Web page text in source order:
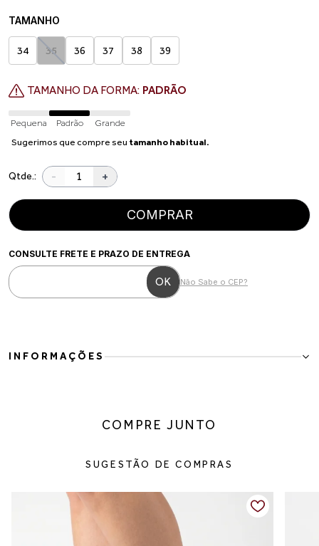
TAMANHO
34 35 36 37 38 39
TAMANHO DA FORMA: PADRÃO
Pequena Padrão
Grande
Sugerimos que compre seu tamanho habitual.
Qtde.: - +
COMPRAR
CONSULTE FRETE E PRAZO DE ENTREGA
Não Sabe o CEP?
INFORMAÇÕES
traz sofisticação ao visual, enquanto a tira com fivela adiciona
Confeccionado em couro ecológico, possui acabamento macio e
e conforto no caminhar, tornando o modelo perfeito para uso
prolongado no dia a dia.
Versátil e estiloso, combina facilmente com vestidos, saias,
COMPRE JUNTO
SUGESTÃO DE COMPRAS